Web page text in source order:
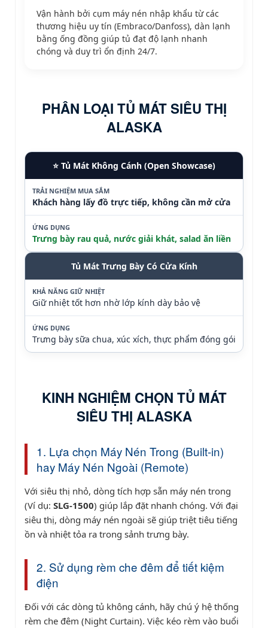
Vận hành bởi cụm máy nén nhập khẩu từ các
thương hiệu uy tín (Embraco/Danfoss), dàn lạnh
bằng ống đồng giúp tủ đạt độ lạnh nhanh
chóng và duy trì ổn định 24/7.
PHÂN LOẠI TỦ MÁT SIÊU THỊ
ALASKA
⭐ Tủ Mát Không Cánh (Open Showcase)
TRẢI NGHIỆM MUA SẮM
Khách hàng lấy đồ trực tiếp, không cần mở cửa
ỨNG DỤNG
Trưng bày rau quả, nước giải khát, salad ăn liền
Tủ Mát Trưng Bày Có Cửa Kính
KHẢ NĂNG GIỮ NHIỆT
Giữ nhiệt tốt hơn nhờ lớp kính dày bảo vệ
ỨNG DỤNG
Trưng bày sữa chua, xúc xích, thực phẩm đóng gói
KINH NGHIỆM CHỌN TỦ MÁT
SIÊU THỊ ALASKA
1. Lựa chọn Máy Nén Trong (Built-in)
hay Máy Nén Ngoài (Remote)
Với siêu thị nhỏ, dòng tích hợp sẵn máy nén trong
(Ví dụ: SLG-1500) giúp lắp đặt nhanh chóng. Với đại
siêu thị, dòng máy nén ngoài sẽ giúp triệt tiêu tiếng
ồn và nhiệt tỏa ra trong sảnh trưng bày.
2. Sử dụng rèm che đêm để tiết kiệm
điện
Đối với các dòng tủ không cánh, hãy chú ý hệ thống
rèm che đêm (Night Curtain). Việc kéo rèm vào buổi